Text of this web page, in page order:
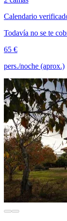
Calendario
Todavía no se te
65 €
pers./noche (aprox.)